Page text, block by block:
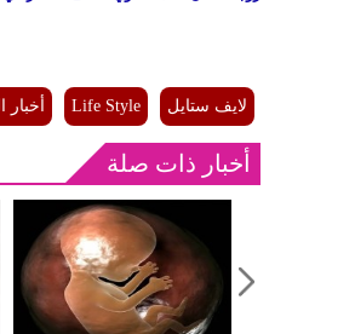
لايف ستايل Life Style أخبار
أخبار ذات صلة